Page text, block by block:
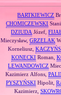
BARTKIEWICZ
CHOMICZEWSKI
DZIUDA Józef,
Mieczysław,GRZELAK
Korneliusz,
KONECKIRoman,
LEWANDOWICZ
Kazimierz Alfons,
PYSZYŃSKIHipolit,
Kazimierz,